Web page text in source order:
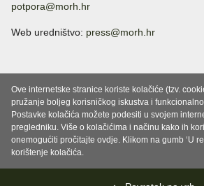
potpora@morh.hr
Web uredništvo: press@morh.hr
Ove internetske stranice koriste kolačiće (tzv.
pružanje boljeg korisničkog iskustva i
Postavke kolačića možete podesiti u svojem
pregledniku. Više o kolačićima i načinu kako ih
onemogućiti pročitajte ovdje. Klikom na gumb ‘U
korištenje kolačića.